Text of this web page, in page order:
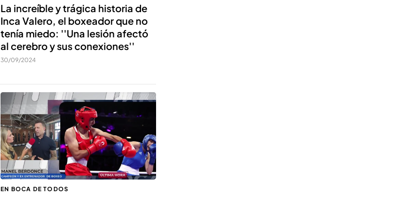
La increíble y trágica historia de
Inca Valero, el boxeador que no
tenía miedo: ''Una lesión afectó
al cerebro y sus conexiones''
30/09/2024
EN BOCA DE TODOS